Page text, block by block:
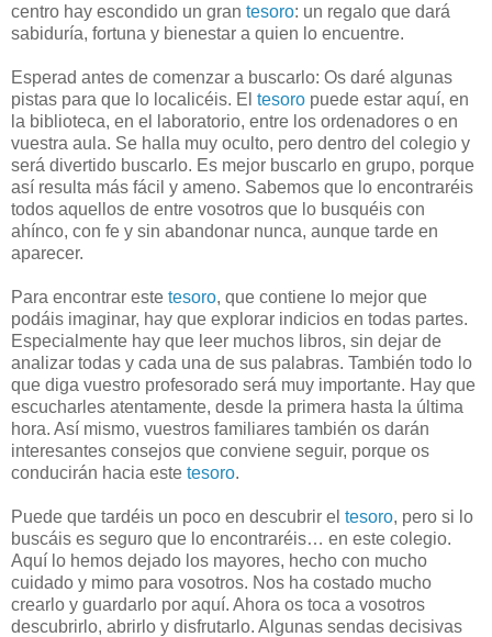
centro hay escondido un gran tesoro: un regalo que dará
sabiduría, fortuna y bienestar a quien lo encuentre.
Esperad antes de comenzar a buscarlo: Os daré algunas
pistas para que lo localicéis. El tesoro puede estar aquí, en
la biblioteca, en el laboratorio, entre los ordenadores o en
vuestra aula. Se halla muy oculto, pero dentro del colegio y
será divertido buscarlo. Es mejor buscarlo en grupo, porque
así resulta más fácil y ameno. Sabemos que lo encontraréis
todos aquellos de entre vosotros que lo busquéis con
ahínco, con fe y sin abandonar nunca, aunque tarde en
aparecer.
Para encontrar este tesoro, que contiene lo mejor que
podáis imaginar, hay que explorar indicios en todas partes.
Especialmente hay que leer muchos libros, sin dejar de
analizar todas y cada una de sus palabras. También todo lo
que diga vuestro profesorado será muy importante. Hay que
escucharles atentamente, desde la primera hasta la última
hora. Así mismo, vuestros familiares también os darán
interesantes consejos que conviene seguir, porque os
conducirán hacia este tesoro.
Puede que tardéis un poco en descubrir el tesoro, pero si lo
buscáis es seguro que lo encontraréis… en este colegio.
Aquí lo hemos dejado los mayores, hecho con mucho
cuidado y mimo para vosotros. Nos ha costado mucho
crearlo y guardarlo por aquí. Ahora os toca a vosotros
descubrirlo, abrirlo y disfrutarlo. Algunas sendas decisivas